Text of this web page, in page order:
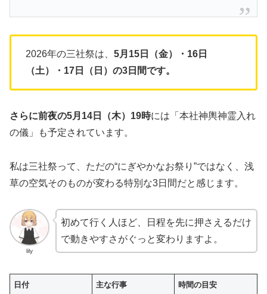
2026年の三社祭は、 5月15日（金）・16日
（土）・17日（日）の3日間です。
さらに前夜の5月14日（木）19時には「本社神輿神霊入れ
の儀」も予定されています。
私は三社祭って、ただの“にぎやかなお祭り”ではなく、浅
草の空気そのものが変わる特別な3日間だと感じます。
lily
初めて行く人ほど、日程を先に押さえるだけ
で動きやすさがぐっと変わりますよ。
日付 主な行事 時間の目安